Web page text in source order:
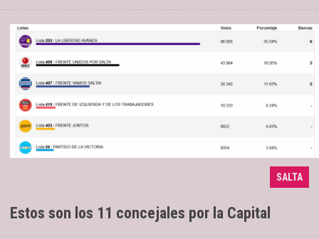
SALTA
Estos son los 11 concejales por la Capital
La Libertad Avanza se alzó con el 35,54%